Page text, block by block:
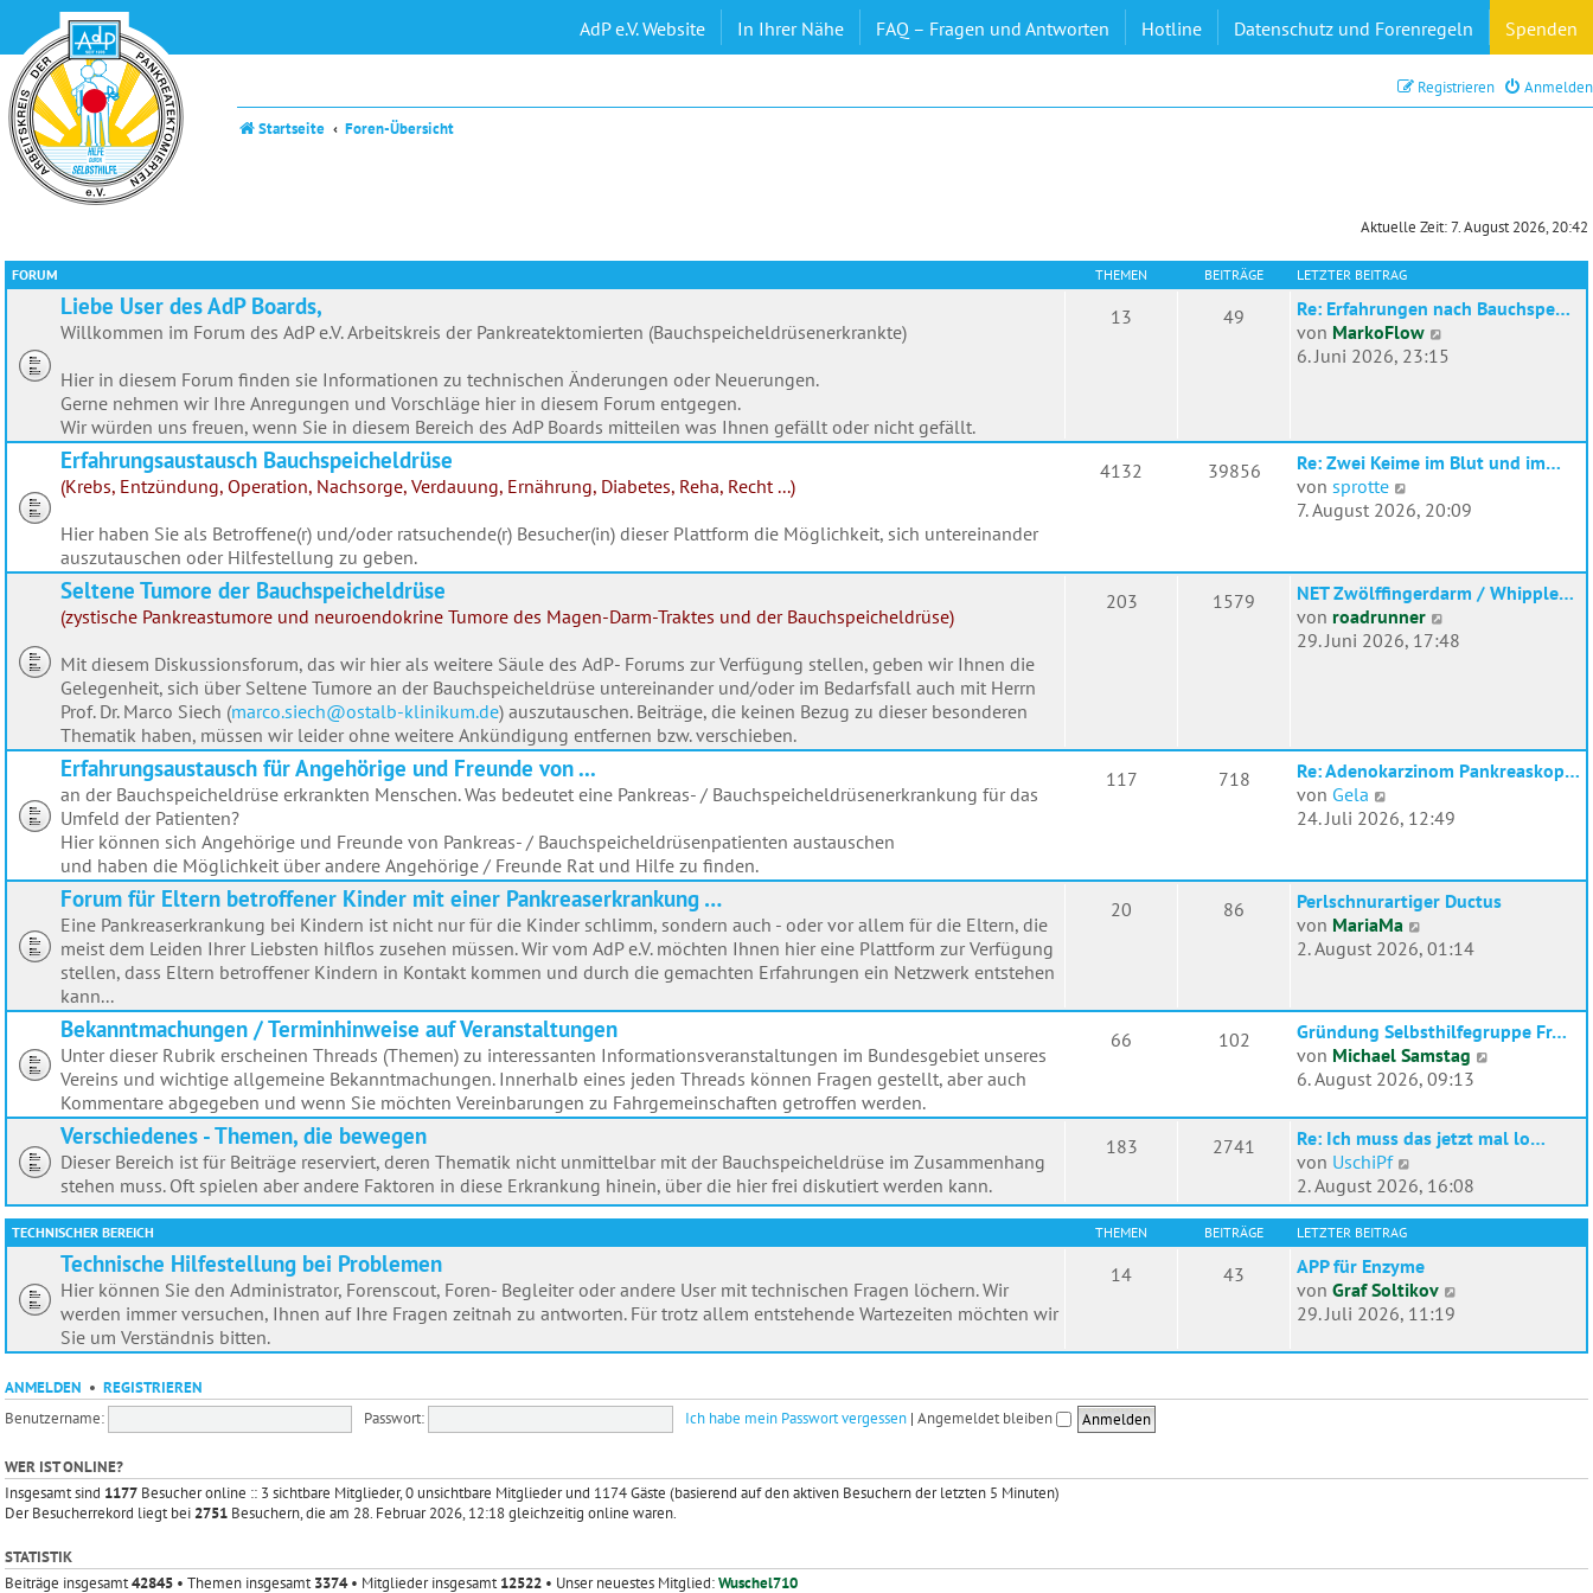
AdP e.V. Website In Ihrer Nähe FAQ – Fragen und Antworten Hotline Datenschutz und Forenregeln Spenden
Anmelden
Registrieren
Startseite Foren-Übersicht
Aktuelle Zeit: 7. August 2026, 20:42
FORUM THEMEN BEITRÄGE LETZTER BEITRAG
Liebe User des AdP Boards,
Willkommen im Forum des AdP e.V. Arbeitskreis der Pankreatektomierten (Bauchspeicheldrüsenerkrankte)
Hier in diesem Forum finden sie Informationen zu technischen Änderungen oder Neuerungen.
Gerne nehmen wir Ihre Anregungen und Vorschläge hier in diesem Forum entgegen.
Wir würden uns freuen, wenn Sie in diesem Bereich des AdP Boards mitteilen was Ihnen gefällt oder nicht gefällt.
13 49
Re: Erfahrungen nach Bauchspe…
von MarkoFlow
e
t
e
B
i
t
a
6. Juni 2026, 23:15
Erfahrungsaustausch Bauchspeicheldrüse
(Krebs, Entzündung, Operation, Nachsorge, Verdauung, Ernährung, Diabetes, Reha, Recht ...)
Hier haben Sie als Betroffene(r) und/oder ratsuchende(r) Besucher(in) dieser Plattform die Möglichkeit, sich untereinander
auszutauschen oder Hilfestellung zu geben.
4132 39856
Re: Zwei Keime im Blut und im…
von sprotte
e
s
t
e
r
t
r
g
7. August 2026, 20:09
Seltene Tumore der Bauchspeicheldrüse
(zystische Pankreastumore und neuroendokrine Tumore des Magen-Darm-Traktes und der Bauchspeicheldrüse)
Mit diesem Diskussionsforum, das wir hier als weitere Säule des AdP- Forums zur Verfügung stellen, geben wir Ihnen die
Gelegenheit, sich über Seltene Tumore an der Bauchspeicheldrüse untereinander und/oder im Bedarfsfall auch mit Herrn
Prof. Dr. Marco Siech (marco.siech@ostalb-klinikum.de) auszutauschen. Beiträge, die keinen Bezug zu dieser besonderen
Thematik haben, müssen wir leider ohne weitere Ankündigung entfernen bzw. verschieben.
203 1579
NET Zwölffingerdarm / Whipple…
von roadrunner
e
e
r
e
t
r
g
29. Juni 2026, 17:48
Erfahrungsaustausch für Angehörige und Freunde von ...
an der Bauchspeicheldrüse erkrankten Menschen. Was bedeutet eine Pankreas- / Bauchspeicheldrüsenerkrankung für das
Umfeld der Patienten?
Hier können sich Angehörige und Freunde von Pankreas- / Bauchspeicheldrüsenpatienten austauschen
und haben die Möglichkeit über andere Angehörige / Freunde Rat und Hilfe zu finden.
117 718
Re: Adenokarzinom Pankreaskop…
von Gela
e
s
t
e
r
e
i
t
r
g
24. Juli 2026, 12:49
Forum für Eltern betroffener Kinder mit einer Pankreaserkrankung …
Eine Pankreaserkrankung bei Kindern ist nicht nur für die Kinder schlimm, sondern auch - oder vor allem für die Eltern, die
meist dem Leiden Ihrer Liebsten hilflos zusehen müssen. Wir vom AdP e.V. möchten Ihnen hier eine Plattform zur Verfügung
stellen, dass Eltern betroffener Kindern in Kontakt kommen und durch die gemachten Erfahrungen ein Netzwerk entstehen
kann...
20 86
Perlschnurartiger Ductus
von MariaMa
e
s
t
e
r
B
e
r
g
2. August 2026, 01:14
Bekanntmachungen / Terminhinweise auf Veranstaltungen
Unter dieser Rubrik erscheinen Threads (Themen) zu interessanten Informationsveranstaltungen im Bundesgebiet unseres
Vereins und wichtige allgemeine Bekanntmachungen. Innerhalb eines jeden Threads können Fragen gestellt, aber auch
Kommentare abgegeben und wenn Sie möchten Vereinbarungen zu Fahrgemeinschaften getroffen werden.
66 102
Gründung Selbsthilfegruppe Fr…
von Michael Samstag
e
s
r
B
a
6. August 2026, 09:13
Verschiedenes - Themen, die bewegen
Dieser Bereich ist für Beiträge reserviert, deren Thematik nicht unmittelbar mit der Bauchspeicheldrüse im Zusammenhang
stehen muss. Oft spielen aber andere Faktoren in diese Erkrankung hinein, über die hier frei diskutiert werden kann.
183 2741
Re: Ich muss das jetzt mal lo…
von UschiPf
e
u
s
t
e
r
B
i
2. August 2026, 16:08
TECHNISCHER BEREICH THEMEN BEITRÄGE LETZTER BEITRAG
Technische Hilfestellung bei Problemen
Hier können Sie den Administrator, Forenscout, Foren- Begleiter oder andere User mit technischen Fragen löchern. Wir
werden immer versuchen, Ihnen auf Ihre Fragen zeitnah zu antworten. Für trotz allem entstehende Wartezeiten möchten wir
Sie um Verständnis bitten.
14 43
APP für Enzyme
von Graf Soltikov
e
t
B
r
29. Juli 2026, 11:19
ANMELDEN • REGISTRIEREN
Benutzername: Passwort: Ich habe mein Passwort vergessen | Angemeldet bleiben
WER IST ONLINE?
Insgesamt sind 1177 Besucher online :: 3 sichtbare Mitglieder, 0 unsichtbare Mitglieder und 1174 Gäste (basierend auf den aktiven Besuchern der letzten 5 Minuten)
Der Besucherrekord liegt bei 2751 Besuchern, die am 28. Februar 2026, 12:18 gleichzeitig online waren.
STATISTIK
Beiträge insgesamt42845 • Themen insgesamt3374• Mitglieder insgesamt12522 • Unser neuestes Mitglied:Wuschel710